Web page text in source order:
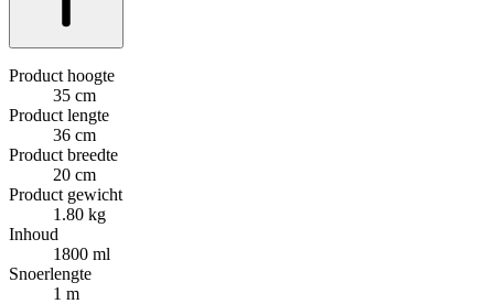
Product hoogte
35 cm
Product lengte
36 cm
Product breedte
20 cm
Product gewicht
1.80 kg
Inhoud
1800 ml
Snoerlengte
1 m